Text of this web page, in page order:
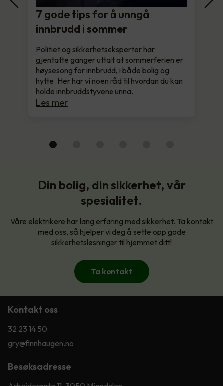
7 gode tips for å unngå
innbrudd i sommer
Politiet og sikkerhetseksperter har
gjentatte ganger uttalt at sommerferien er
høysesong for innbrudd, i både bolig og
hytte. Her har vi noen råd til hvordan du kan
holde innbruddstyvene unna.
Les mer
Din bolig, din sikkerhet, vår
spesialitet.
Våre elektrikere har lang erfaring med sikkerhet. Ta kontakt
med oss, så hjelper vi deg å sette opp gode
sikkerhetsløsninger til hjemmet ditt!
Ta kontakt
Kontakt oss
32 23 14 50
gry@finnhaugen.no
Besøksadresse